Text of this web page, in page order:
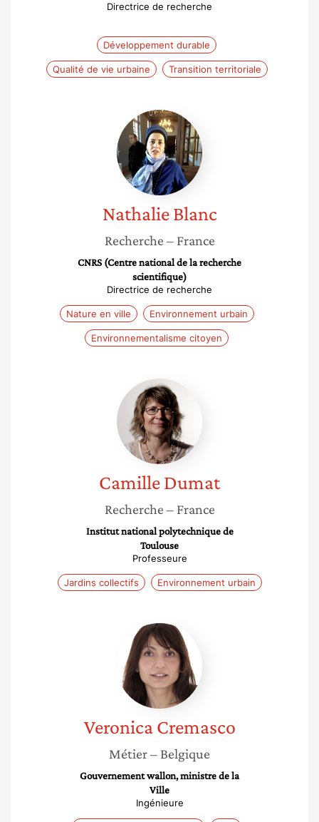
Directrice de recherche
Développement durable
Qualité de vie urbaine Transition territoriale
Nathalie
Blanc
Nathalie Blanc
Recherche – France
CNRS (Centre national de la recherche
scientifique)
Directrice de recherche
Nature en ville Environnement urbain
Environnementalisme citoyen
Camille
Dumat
CamilleDumat
Recherche – France
Institut national polytechnique de
Toulouse
Professeure
Jardins collectifs Environnement urbain
Veronica
Cremasco
Veronica Cremasco
Métier– Belgique
Gouvernement wallon, ministre de la
Ville
Ingénieure